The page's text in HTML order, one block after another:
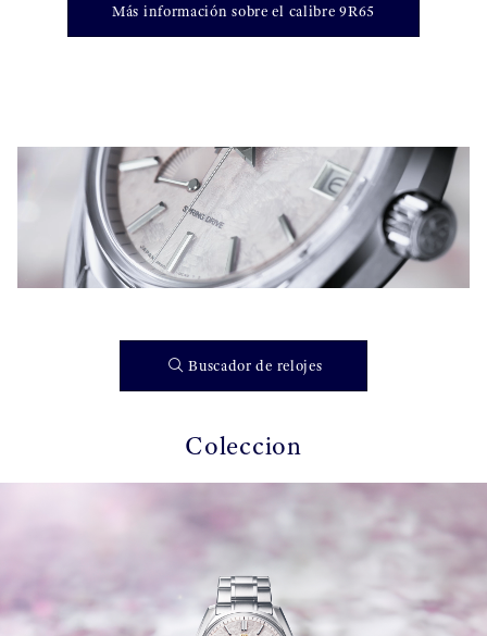
Más información sobre el calibre 9R65
Buscador de relojes
Coleccion